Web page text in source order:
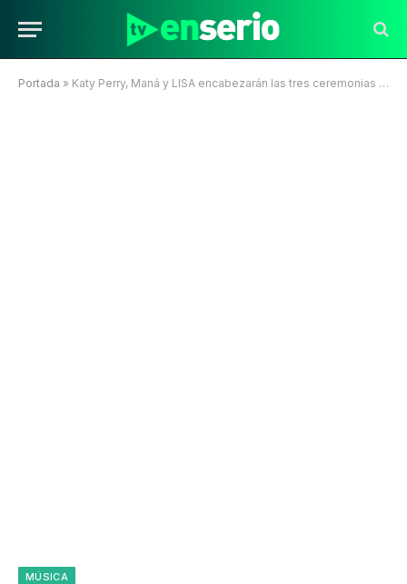
Portada » Katy Perry, Maná y LISA encabezarán las tres ceremonias inaugurales del Mundial 2026
MÚSICA